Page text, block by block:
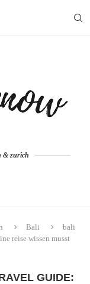
& zurich
Bali
bali
reise wissen musst
GUIDE: